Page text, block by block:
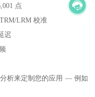
点
LRM 校准
迟
析来定制您的应用 ― 例如